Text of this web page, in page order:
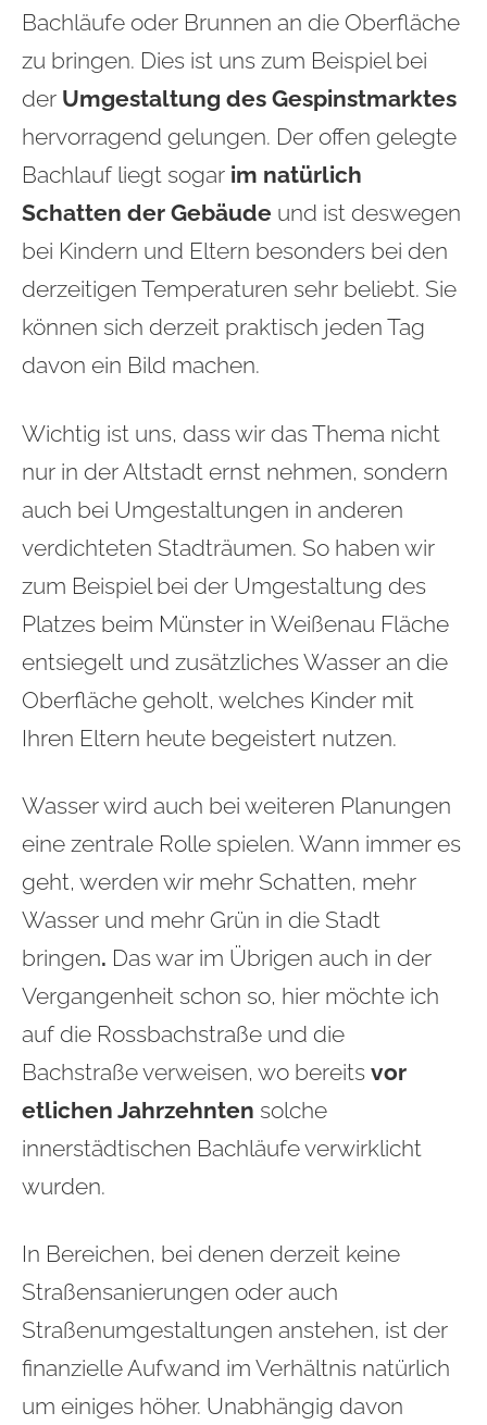
Bachläufe oder Brunnen an die Oberfläche
zu bringen. Dies ist uns zum Beispiel bei
der Umgestaltung des Gespinstmarktes
hervorragend gelungen. Der offen gelegte
Bachlauf liegt sogar im natürlich
Schatten der Gebäude und ist deswegen
bei Kindern und Eltern besonders bei den
derzeitigen Temperaturen sehr beliebt. Sie
können sich derzeit praktisch jeden Tag
davon ein Bild machen.
Wichtig ist uns, dass wir das Thema nicht
nur in der Altstadt ernst nehmen, sondern
auch bei Umgestaltungen in anderen
verdichteten Stadträumen. So haben wir
zum Beispiel bei der Umgestaltung des
Platzes beim Münster in Weißenau Fläche
entsiegelt und zusätzliches Wasser an die
Oberfläche geholt, welches Kinder mit
Ihren Eltern heute begeistert nutzen.
Wasser wird auch bei weiteren Planungen
eine zentrale Rolle spielen. Wann immer es
geht, werden wir mehr Schatten, mehr
Wasser und mehr Grün in die Stadt
bringen. Das war im Übrigen auch in der
Vergangenheit schon so, hier möchte ich
auf die Rossbachstraße und die
Bachstraße verweisen, wo bereits vor
etlichen Jahrzehnten solche
innerstädtischen Bachläufe verwirklicht
wurden.
In Bereichen, bei denen derzeit keine
Straßensanierungen oder auch
Straßenumgestaltungen anstehen, ist der
finanzielle Aufwand im Verhältnis natürlich
um einiges höher. Unabhängig davon